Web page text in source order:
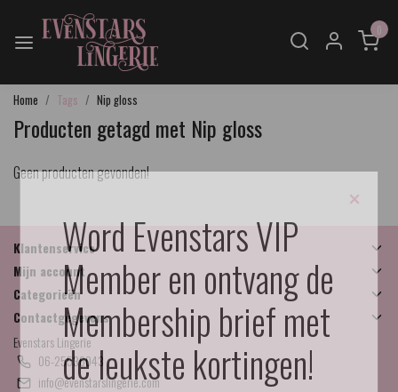
0
Home Tags Nip gloss
Producten getagd met Nip gloss
Geen producten gevonden!
Klantenservice
Mijn account
Categorieën
Contactgegevens
Evenstars Lingerie
06-25536043
info@evenstarslingerie.com
×
Word Evenstars VIP
Member en ontvang de
Membership brief met
de leukste kortingen!